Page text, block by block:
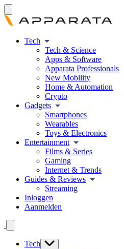
Tech
Tech & Science
Apps & Software
Apparata Professionals
New Mobility
Home & Automation
Crypto
Gadgets
Smartphones
Wearables
Toys & Electronics
Entertainment
Films & Series
Gaming
Internet & Trends
Guides & Reviews
Streaming
Inloggen
Aanmelden
Tech